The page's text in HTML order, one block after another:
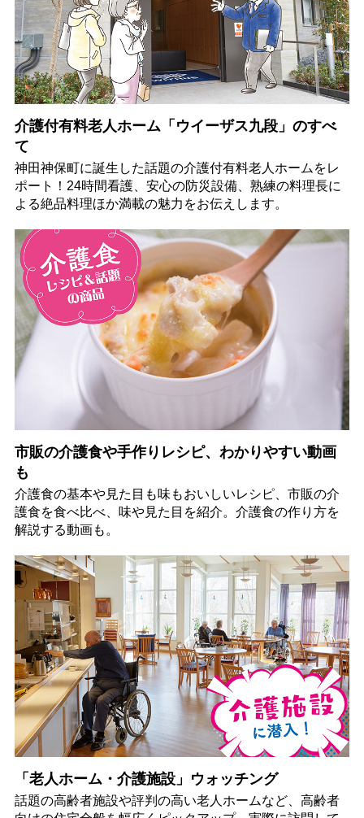
介護付有料老人ホーム「ウイーザス九段」のすべ
て
神田神保町に誕生した話題の介護付有料老人ホームをレ
ポート！24時間看護、安心の防災設備、熟練の料理長に
よる絶品料理ほか満載の魅力をお伝えします。
市販の介護食や手作りレシピ、わかりやすい動画
も
介護食の基本や見た目も味もおいしいレシピ、市販の介
護食を食べ比べ、味や見た目を紹介。介護食の作り方を
解説する動画も。
「老人ホーム・介護施設」ウォッチング
話題の高齢者施設や評判の高い老人ホームなど、高齢者